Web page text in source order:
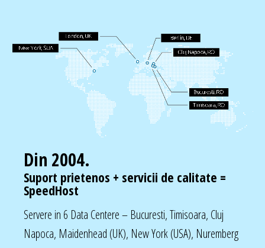
Din 2004.
Suport prietenos + servicii de calitate =
SpeedHost
Servere in 6 Data Centere – Bucuresti, Timisoara, Cluj
Napoca, Maidenhead (UK), New York (USA), Nuremberg